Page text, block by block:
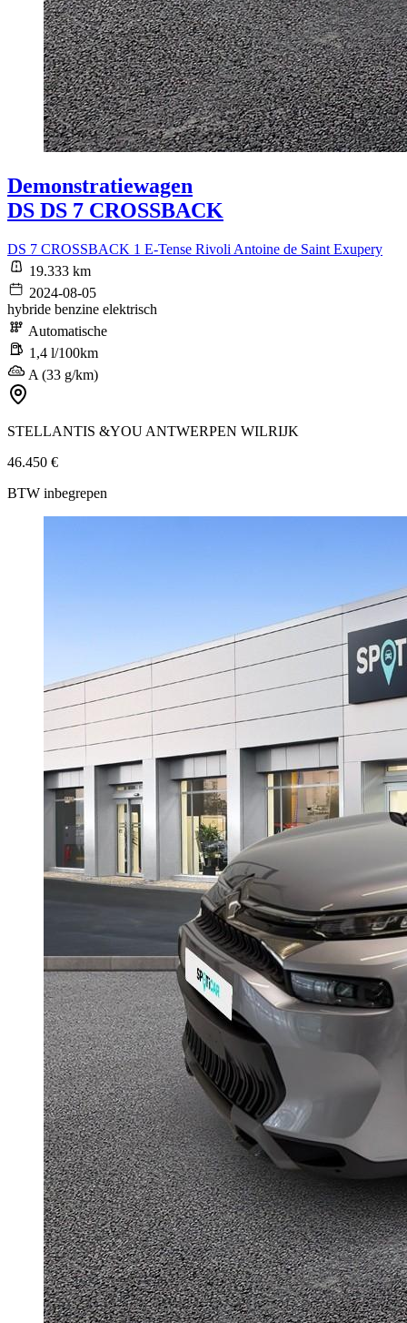
Demonstratiewagen
DS DS 7 CROSSBACK
DS 7 CROSSBACK 1 E-Tense Rivoli Antoine de Saint Exupery
19.333 km
2024-08-05
hybride benzine elektrisch
Automatische
1,4 l/100km
A (33 g/km)
STELLANTIS &YOU ANTWERPEN WILRIJK
46.450 €
BTW inbegrepen